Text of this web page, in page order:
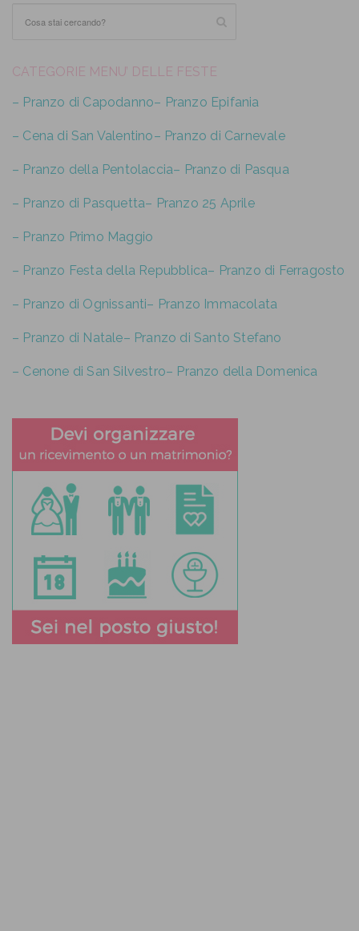
CATEGORIE MENU’ DELLE FESTE
– Pranzo di Capodanno– Pranzo Epifania
– Cena di San Valentino– Pranzo di Carnevale
– Pranzo della Pentolaccia– Pranzo di Pasqua
– Pranzo di Pasquetta– Pranzo 25 Aprile
– Pranzo Primo Maggio
– Pranzo Festa della Repubblica– Pranzo di Ferragosto
– Pranzo di Ognissanti– Pranzo Immacolata
– Pranzo di Natale– Pranzo di Santo Stefano
– Cenone di San Silvestro– Pranzo della Domenica